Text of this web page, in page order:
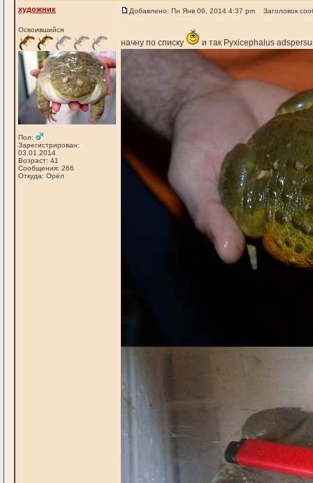
художник
Освоившийся
Пол:
Зарегистрирован:
03.01.2014
Возраст: 41
Сообщения: 266
Откуда: Орёл
Добавлено: Пн Янв 06, 2014 4:37 pm Заголовок
начну по списку и так Pyxicephalus